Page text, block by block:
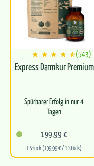
(543)
Express Darmkur Premium
Spürbarer Erfolg in nur 4
Tagen
Für optimale
Wirksamkeit und
Verträglichkeit
199,99 €
1 Stück (199,99 € / 1 Stück)